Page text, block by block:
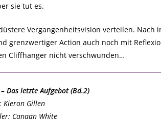
sie tut es.
Vergangenheitsvision verteilen.
grenzwertiger Action auch noch mit
Cliffhanger nicht verschwunden…
– Das letzte Aufgebot (Bd.2)
Kieron Gillen
Canaan White